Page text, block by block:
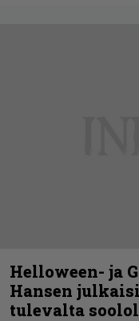
Helloween- ja
Hansen
tulevalta